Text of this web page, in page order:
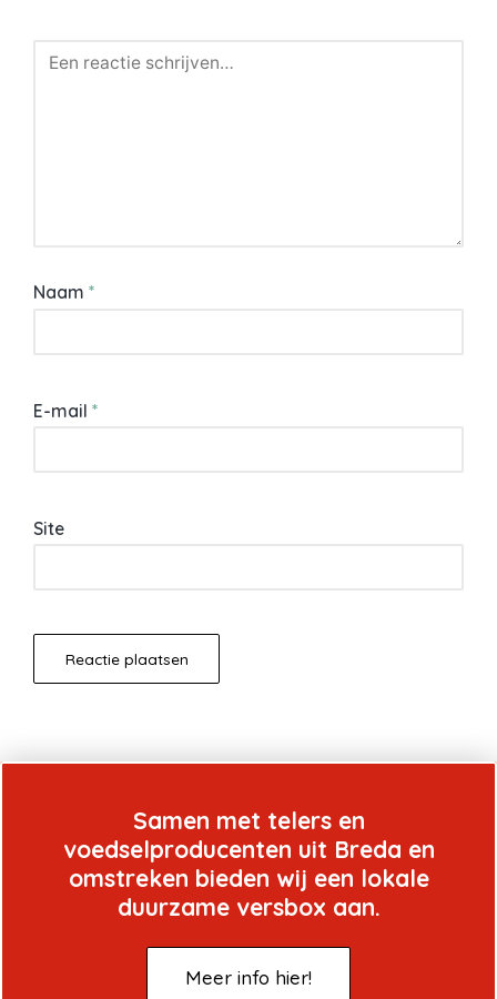
Naam *
E-mail *
Site
Samen met telers en
voedselproducenten uit Breda en
omstreken bieden wij een lokale
duurzame versbox aan.
Meer info hier!